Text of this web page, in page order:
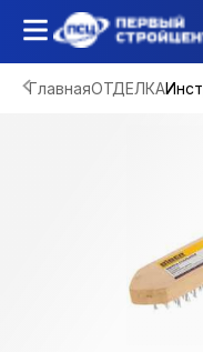
ГлавнаяОТДЕЛКА